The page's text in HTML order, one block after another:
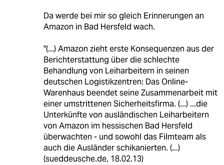
Da werde bei mir so gleich Erinnerungen an
Amazon in Bad Hersfeld wach.
"(...) Amazon zieht erste Konsequenzen aus der
Berichterstattung über die schlechte
Behandlung von Leiharbeitern in seinen
deutschen Logistikzentren: Das Online-
Warenhaus beendet seine Zusammenarbeit mit
einer umstrittenen Sicherheitsfirma. (...) ...die
Unterkünfte von ausländischen Leiharbeitern
von Amazon im hessischen Bad Hersfeld
überwachten - und sowohl das Filmteam als
auch die Ausländer schikanierten. (...)
(sueddeusche.de, 18.02.13)